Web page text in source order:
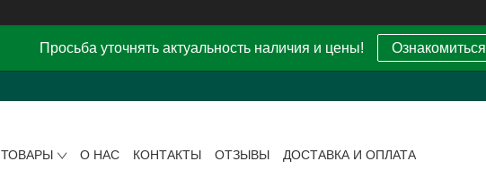
Просьба уточнять актуальность наличия и цены! Ознакомиться
ТОВАРЫ О НАС КОНТАКТЫ ОТЗЫВЫ ДОСТАВКА И ОПЛАТА